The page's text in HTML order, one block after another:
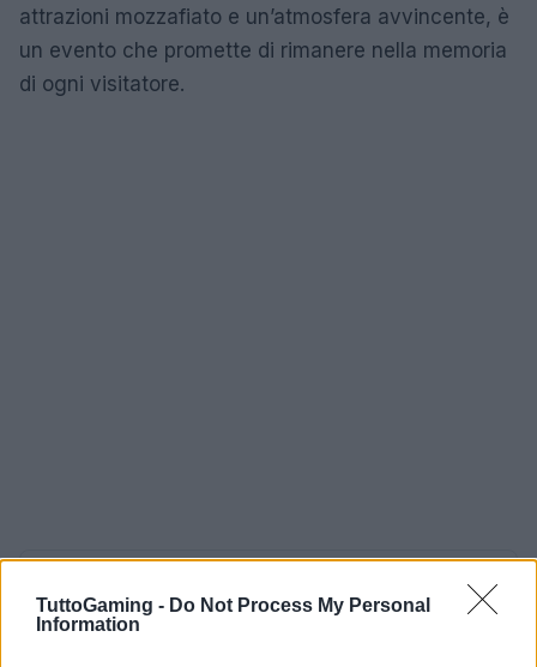
TuttoGaming - Do Not Process My Personal
Information
attrazioni mozzafiato e un’atmosfera avvincente, è
un evento che promette di rimanere nella memoria
di ogni visitatore.
AiAdhubMedia